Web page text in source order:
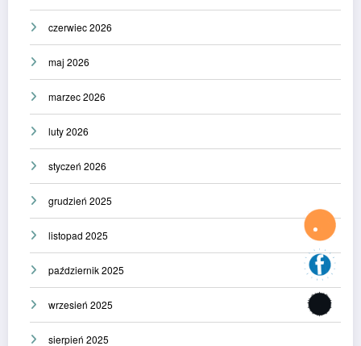
czerwiec 2026
maj 2026
marzec 2026
luty 2026
styczeń 2026
grudzień 2025
listopad 2025
październik 2025
wrzesień 2025
sierpień 2025